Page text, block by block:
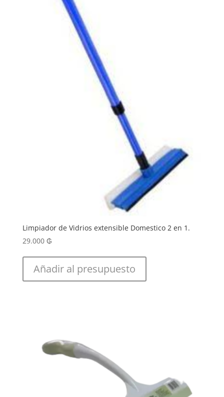
Limpiador de Vidrios extensible Domestico 2 en 1.
29.000 ₲
Añadir al presupuesto